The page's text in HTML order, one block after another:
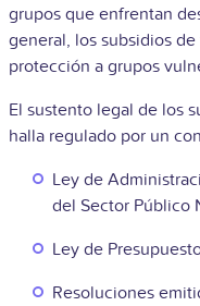
grupos que enfrentan
general, los subsidios
protección a grupos
El sustento legal de los
halla regulado por un
Ley de
del Sector Público
Ley de
Resoluciones